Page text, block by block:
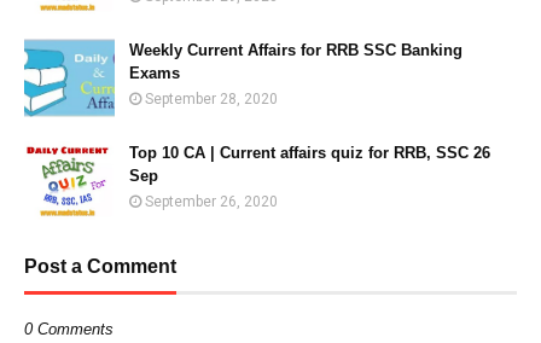
Weekly Current Affairs for RRB SSC Banking
Exams
September 28, 2020
Top 10 CA | Current affairs quiz for RRB, SSC 26
Sep
September 26, 2020
Post a Comment
0 Comments